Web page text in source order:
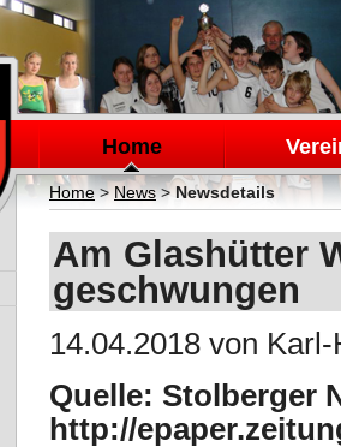
Navigation
überspringen
Home
Home> News>Newsdetails
Am Glashütter
geschwungen
14.04.2018 von
Quelle: Stolberger
http://